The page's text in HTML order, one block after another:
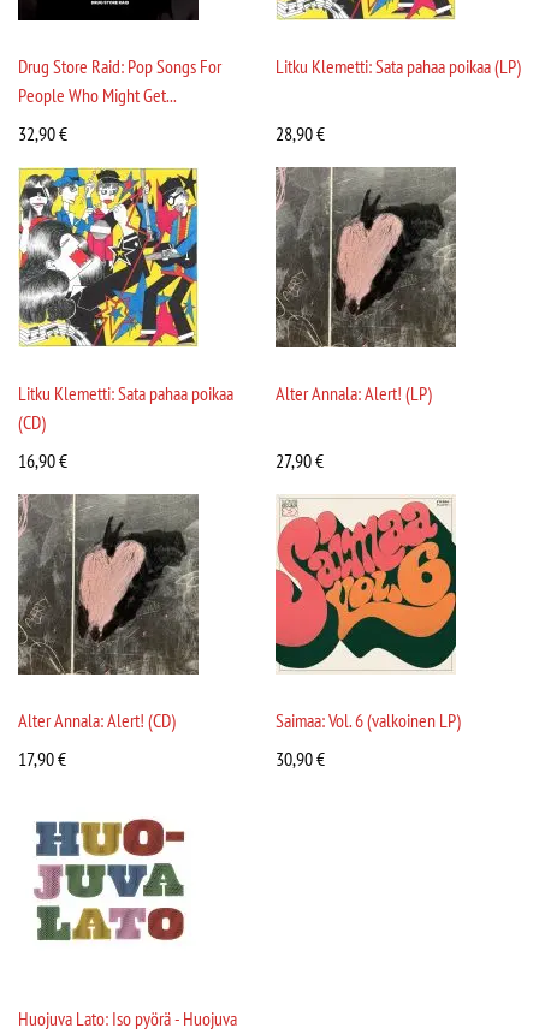
Drug Store Raid: Pop Songs For
People Who Might Get...
32,90€
Litku Klemetti: Sata pahaa poikaa (LP)
28,90€
Litku Klemetti: Sata pahaa poikaa
(CD)
16,90€
Alter Annala: Alert! (LP)
27,90€
Alter Annala: Alert! (CD)
17,90€
Saimaa: Vol. 6 (valkoinen LP)
30,90€
Huojuva Lato: Iso pyörä - Huojuva